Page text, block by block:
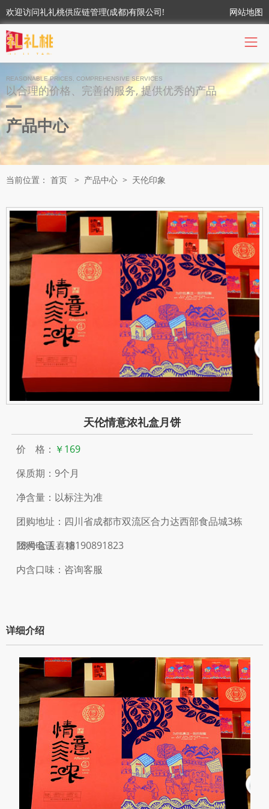
欢迎访问礼礼桃供应链管理(成都)有限公司! 网站地图
REASONABLE PRICES, COMPREHENSIVE SERVICES
以合理的价格、完善的服务, 提供优秀的产品
产品中心
当前位置： 首页 > 产品中心 > 天伦印象
天伦情意浓礼盒月饼
价 格： ￥169
保质期：9个月
净含量：以标注为准
团购地址：四川省成都市双流区合力达西部食品城3栋
18号金玉喜糖
团购电话：18190891823
内含口味：咨询客服
详细介绍